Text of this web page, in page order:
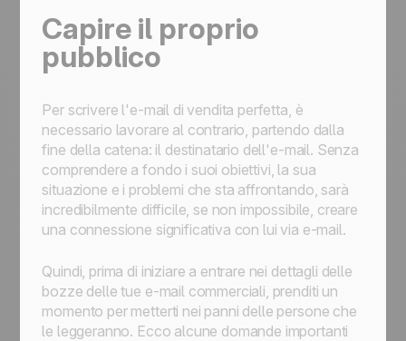
Capire il proprio
pubblico
Per scrivere l'e-mail di vendita perfetta, è
necessario lavorare al contrario, partendo dalla
fine della catena: il destinatario dell'e-mail. Senza
comprendere a fondo i suoi obiettivi, la sua
situazione e i problemi che sta affrontando, sarà
incredibilmente difficile, se non impossibile, creare
una connessione significativa con lui via e-mail.
Quindi, prima di iniziare a entrare nei dettagli delle
bozze delle tue e-mail commerciali, prenditi un
momento per metterti nei panni delle persone che
le leggeranno. Ecco alcune domande importanti